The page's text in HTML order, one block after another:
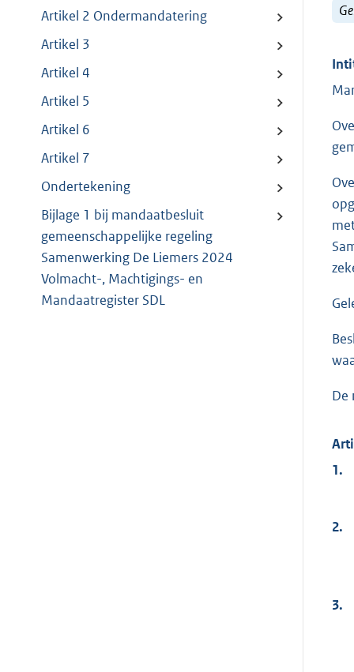
Artikel 2 Ondermandatering
Artikel 3
Artikel 4
Artikel 5
Artikel 6
Artikel 7
Ondertekening
Bijlage 1 bij mandaatbesluit
gemeenschappelijke regeling
Samenwerking De Liemers 2024
Volmacht-, Machtigings- en
Mandaatregister SDL
De
1.
2.
3.